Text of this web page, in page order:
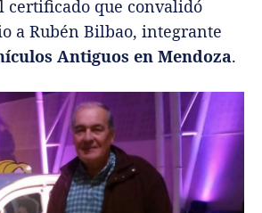
certificado que convalidó
a Rubén Bilbao, integrante
Antiguos en Mendoza.